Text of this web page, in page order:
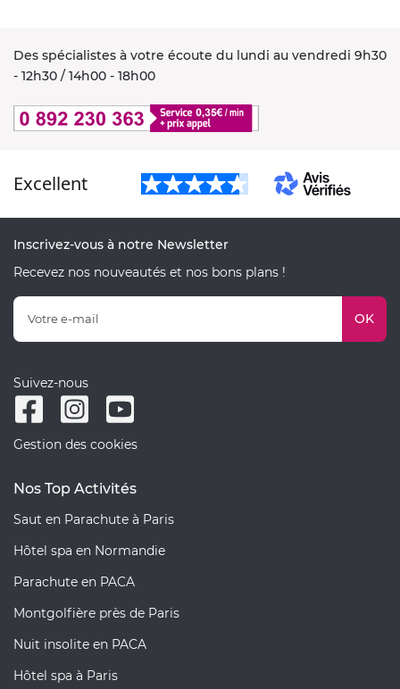
Des spécialistes à votre écoute du lundi au vendredi 9h30
- 12h30 / 14h00 - 18h00
Excellent
Inscrivez-vous à notre Newsletter
Recevez nos nouveautés et nos bons plans !
OK
Suivez-nous
Gestion des cookies
Nos Top Activités
Saut en Parachute à Paris
Hôtel spa en Normandie
Parachute en PACA
Montgolfière près de Paris
Nuit insolite en PACA
Hôtel spa à Paris